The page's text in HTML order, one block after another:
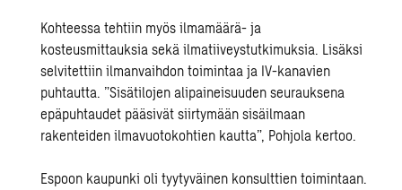
Kohteessa tehtiin myös ilmamäärä- ja
kosteusmittauksia sekä ilmatiiveystutkimuksia. Lisäksi
selvitettiin ilmanvaihdon toimintaa ja IV-kanavien
puhtautta. ”Sisätilojen alipaineisuuden seurauksena
epäpuhtaudet pääsivät siirtymään sisäilmaan
rakenteiden ilmavuotokohtien kautta”, Pohjola kertoo.
Espoon kaupunki oli tyytyväinen konsulttien toimintaan.